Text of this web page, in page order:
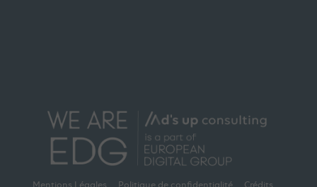
Mentions Légales Politique de confidentialité Crédits